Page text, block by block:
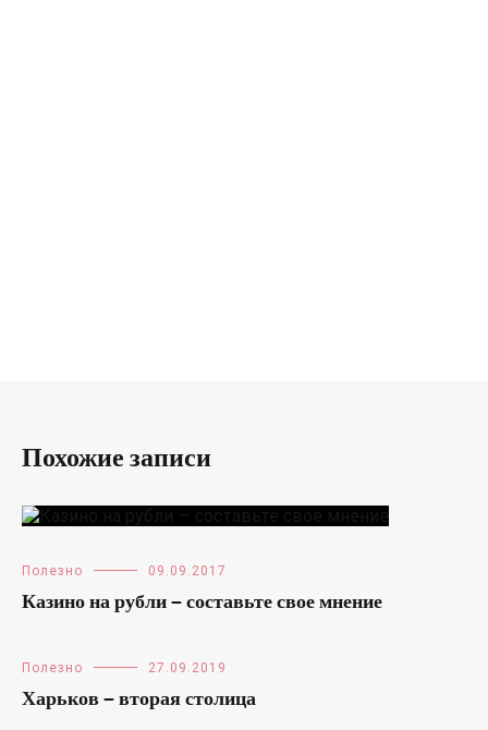
Похожие записи
Полезно 09.09.2017
Казино на рубли — составьте свое мнение
Полезно 27.09.2019
Харьков — вторая столица